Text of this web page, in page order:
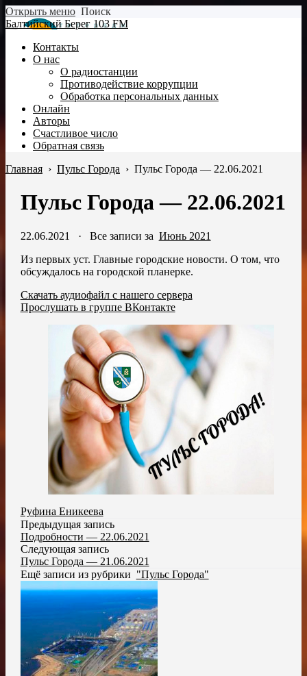
Открыть меню Поиск
Балтийский Берег 103 FM
Контакты
О нас
О радиостанции
Противодействие коррупции
Обработка персональных данных
Онлайн
Авторы
Счастливое число
Обратная связь
Главная › Пульс Города › Пульс Города — 22.06.2021
Пульс Города — 22.06.2021
22.06.2021 · Все записи за Июнь 2021
Из первых уст. Главные городские новости. О том, что
обсуждалось на городской планерке.
Скачать аудиофайл с нашего сервера
Прослушать в группе ВКонтакте
Руфина Еникеева
Предыдущая запись
Подробности — 22.06.2021
Следующая запись
Пульс Города — 21.06.2021
Ещё записи из рубрики "Пульс Города"